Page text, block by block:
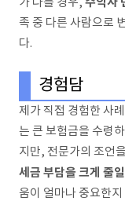
가 다를 경우,
족 중 다른 사람으로
다.
경험담
제가 직접 경험한 사
는 큰 보험금을 수령
지만, 전문가의 조언
세금 부담을 크게 줄
움이 얼마나 중요한